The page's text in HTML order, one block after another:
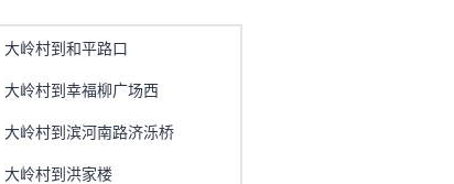
大岭村到和平路口
大岭村到幸福柳广场西
大岭村到滨河南路济泺桥
大岭村到洪家楼